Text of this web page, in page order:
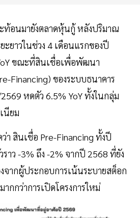
ท้อนมายังตลาดหุ้นกู้ หลังปริมาณ
ะยาวในช่วง 4 เดือนแรกของปี
ขณะที่สินเชื่อเพื่อพัฒนา
Financing) ของระบบธนาคาร
หดตัว 6.5% YoY ทั้งในกลุ่ม
นียม
า สินเชื่อ Pre-Financing ทั้งปี
าว -3% ถึง -2% จากปี 2568 ที่ยัง
จากผู้ประกอบการเน้นระบายสต็อก
กกว่าการเปิดโครงการใหม่